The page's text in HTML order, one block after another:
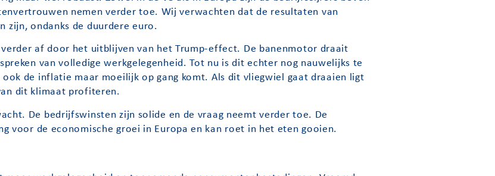
nemen verder toe. Wij verwachten dat de resultaten van
zijn, ondanks de duurdere euro.
af door het uitblijven van het Trump-effect. De banenmotor draait
van volledige werkgelegenheid. Tot nu is dit echter nog nauwelijks te
de inflatie maar moeilijk op gang komt. Als dit vliegwiel gaat draaien ligt
dit klimaat profiteren.
De bedrijfswinsten zijn solide en de vraag neemt verder toe. De
voor de economische groei in Europa en kan roet in het eten gooien.